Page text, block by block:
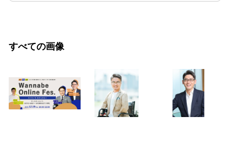
すべての画像